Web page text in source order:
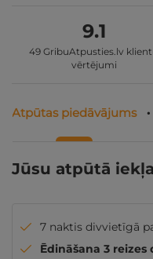
9.1
49 GribuAtpusties.lv
vērtējumi
Atpūtas piedāvājums
Jūsu atpūtā
7 naktis divvietīgā
Ēdināšana 3 reizes